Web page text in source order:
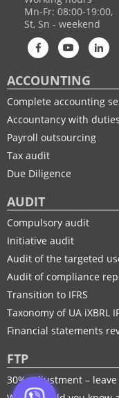
Mn-Fr: 08:00-19:00,
St, Sn - weekend
ACCOUNTING
Complete accounting
Accountancy with
Payroll outsourcing
Tax audit
Due Diligence
AUDIT
Compulsory audit
Initiative audit
Audit of the targeted
Audit of compliance
Transition to IFRS
Taxonomy of UA іXBRL
Financial statements
FTP
30% adjustment –